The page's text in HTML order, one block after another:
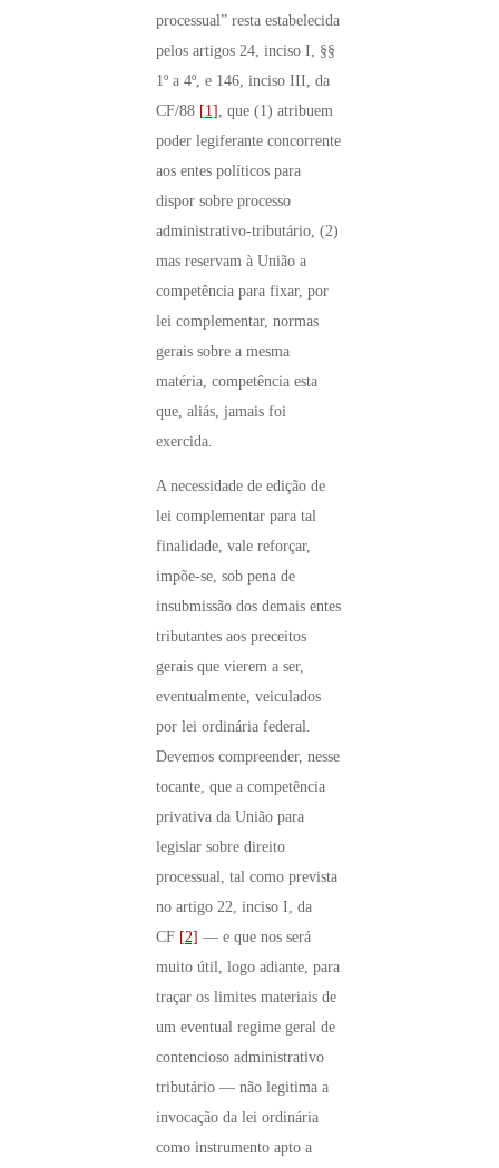
processual” resta estabelecida
pelos artigos 24, inciso I, §§
1º a 4º, e 146, inciso III, da
CF/88 [1]
, que (1) atribuem
poder legiferante concorrente
aos entes políticos para
dispor sobre processo
administrativo-tributário, (2)
mas reservam à União a
competência para fixar, por
lei complementar, normas
gerais sobre a mesma
matéria, competência esta
que, aliás, jamais foi
exercida.
A necessidade de edição de
lei complementar para tal
finalidade, vale reforçar,
impõe-se, sob pena de
insubmissão dos demais entes
tributantes aos preceitos
gerais que vierem a ser,
eventualmente, veiculados
por lei ordinária federal.
Devemos compreender, nesse
tocante, que a competência
privativa da União para
legislar sobre direito
processual, tal como prevista
no artigo 22, inciso I, da
CF [2] — e que nos será
muito útil, logo adiante, para
traçar os limites materiais de
um eventual regime geral de
contencioso administrativo
tributário — não legitima a
invocação da lei ordinária
como instrumento apto a